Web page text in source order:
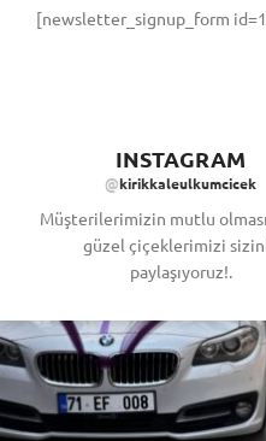
[newsletter_signup_form
INSTAGRAM
@kirikkaleulkumcicek
Müşterilerimizin mutlu
güzel çiçeklerimizi
paylaşıyoruz!.